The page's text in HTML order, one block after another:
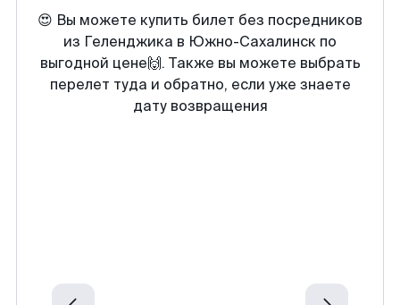
😍 Вы можете купить билет без посредников
из Геленджика в Южно-Сахалинск по
выгодной цене🙌. Также вы можете выбрать
перелет туда и обратно, если уже знаете
дату возвращения